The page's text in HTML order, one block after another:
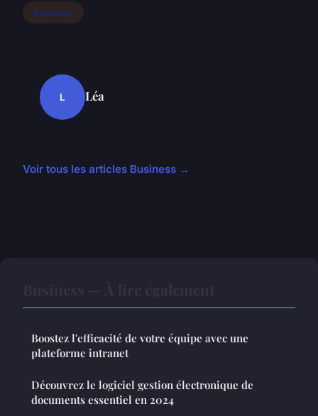
Business
L Léa
Voir tous les articles Business →
Boostez l'efficacité de votre équipe avec une
plateforme intranet
Découvrez le logiciel gestion électronique de
documents essentiel en 2024